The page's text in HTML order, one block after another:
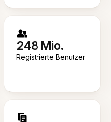
248 Mio.
Registrierte Benutzer